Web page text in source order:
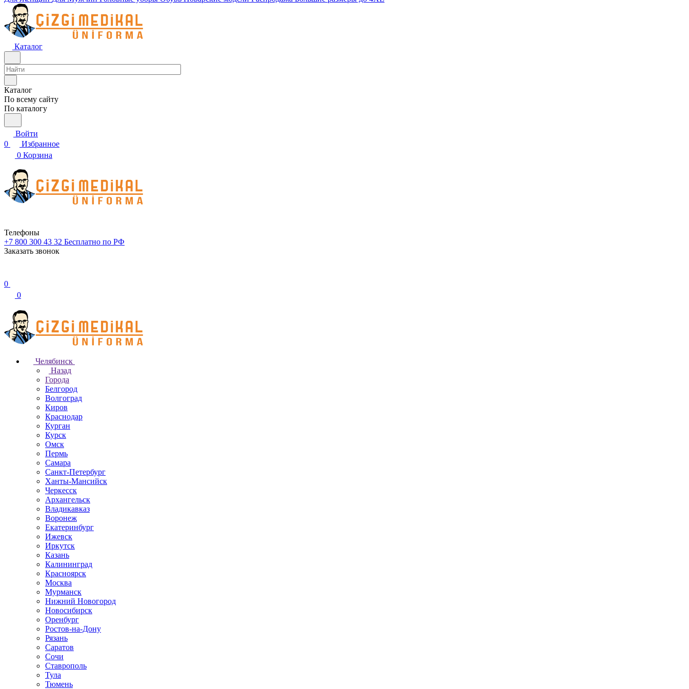
Каталог
Каталог
По всему сайту
По каталогу
Войти
0
Избранное
0 Корзина
Телефоны
+7 800 300 43 32 Бесплатно по РФ
Заказать звонок
0
0
Челябинск
Назад
Города
Белгород
Волгоград
Киров
Краснодар
Курган
Курск
Омск
Пермь
Самара
Санкт-Петербург
Ханты-Мансийск
Черкесск
Архангельск
Владикавказ
Воронеж
Екатеринбург
Ижевск
Иркутск
Казань
Калининград
Красноярск
Москва
Мурманск
Нижний Новогород
Новосибирск
Оренбург
Ростов-на-Дону
Рязань
Саратов
Сочи
Ставрополь
Тула
Тюмень